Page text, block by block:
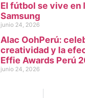
El fútbol se vive en
Samsung
junio 24, 2026
Alac OohPerú:
creatividad y la
Effie Awards Perú
junio 24, 2026